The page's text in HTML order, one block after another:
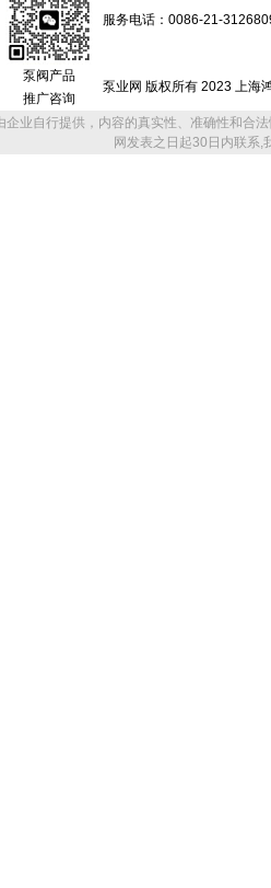
服务电话：0086-21-
泵阀产品
推广咨询
泵业网 版权所有 2023 上海
企业自行提供，内容的真实性、准确性和合
网发表之日起30日内联系,